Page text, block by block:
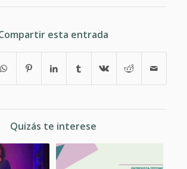
esta entrada
Quizás te interese